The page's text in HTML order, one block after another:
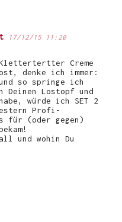
17/12/15 11:20
Creme
denke ich immer:
und so springe ich
Lostopf und
würde ich SET 2
Profi-
für (oder gegen)
und wohin Du